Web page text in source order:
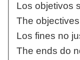
Los objetivos
The
Los fines no
The ends do